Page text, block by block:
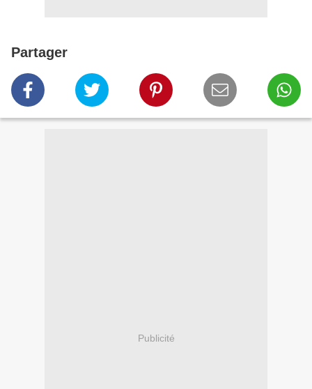
Partager
Publicité